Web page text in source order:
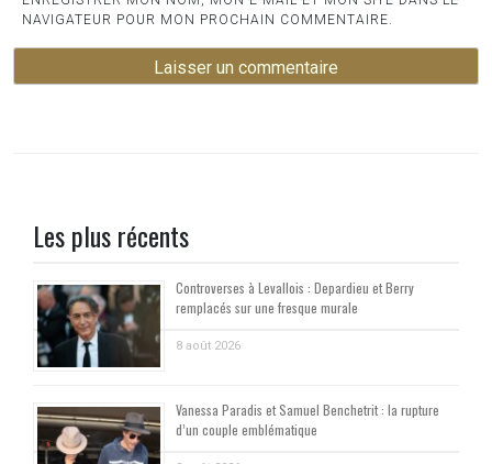
NAVIGATEUR POUR MON PROCHAIN COMMENTAIRE.
Les plus récents
Controverses à Levallois : Depardieu et Berry
remplacés sur une fresque murale
8 août 2026
Vanessa Paradis et Samuel Benchetrit : la rupture
d’un couple emblématique